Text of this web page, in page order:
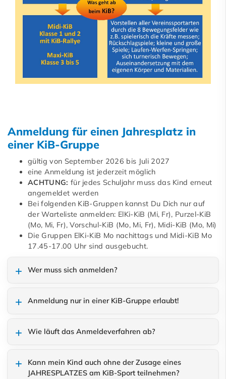
Anmeldung für einen Jahresplatz in
einer KiB-Gruppe
gültig von September 2026 bis Juli 2027
eine Anmeldung ist jederzeit möglich
ACHTUNG: für jedes Schuljahr muss das Kind erneut
angemeldet werden
Bei folgenden KiB-Gruppen kannst Du Dich nur auf
der Warteliste anmelden: ElKi-KiB (Mi, Fr), Purzel-KiB
(Mo, Mi, Fr), Vorschul-KiB (Mo, Mi, Fr), Midi-KiB (Mo, Mi)
Die Gruppen ElKi-KiB Mo nachittags und Midi-KiB Mo
17.45-17.00 Uhr sind ausgebucht.
Wer muss sich anmelden?
Anmeldung nur in einer KiB-Gruppe erlaubt!
Wie läuft das Anmeldeverfahren ab?
Kann mein Kind auch ohne der Zusage eines
JAHRESPLATZES am KiB-Sport teilnehmen?